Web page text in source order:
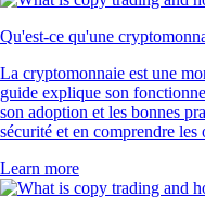
Qu'est-ce qu'une
La cryptomonnaie est une
guide explique son
son adoption et les bonnes
sécurité et en comprendre les
Learn more